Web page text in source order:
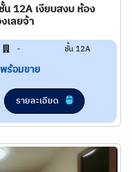
น 12A เงียบสงบ ห้อง
เลยจ้า
- ชั้น 12A
พร้อมขาย
รายละเอียด